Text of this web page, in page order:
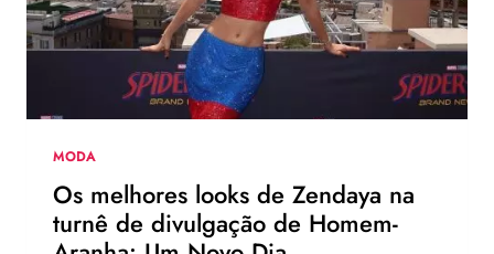
LADO
DE
JOGADOR
DA
NBA
MODA
Os melhores looks de Zendaya na
turnê de divulgação de Homem-